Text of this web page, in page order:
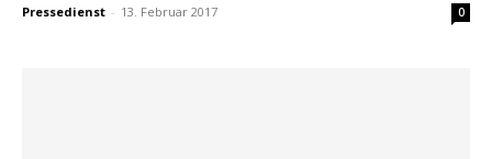
Pressedienst - 13. Februar 2017 0